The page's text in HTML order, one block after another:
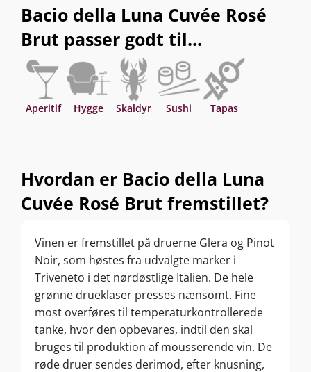
Bacio della Luna Cuvée Rosé
Brut passer godt til...
Aperitif Hygge Skaldyr Sushi Tapas
Hvordan er Bacio della Luna
Cuvée Rosé Brut fremstillet?
Vinen er fremstillet på druerne Glera og Pinot
Noir, som høstes fra udvalgte marker i
Triveneto i det nørdøstlige Italien. De hele
grønne drueklaser presses nænsomt. Fine
most overføres til temperaturkontrollerede
tanke, hvor den opbevares, indtil den skal
bruges til produktion af mousserende vin. De
røde druer sendes derimod, efter knusning,